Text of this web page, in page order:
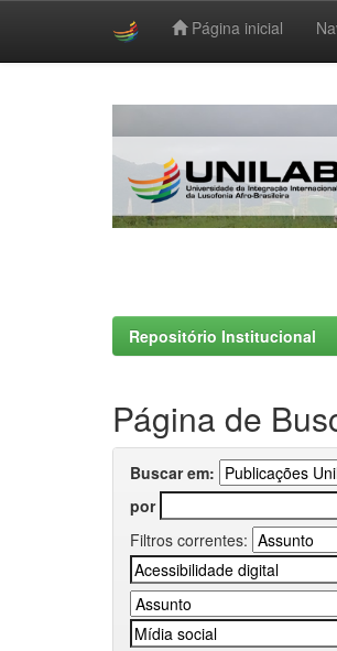
Página inicial
Repositório Institucional
Página de
Buscar em:
por
Filtros correntes: